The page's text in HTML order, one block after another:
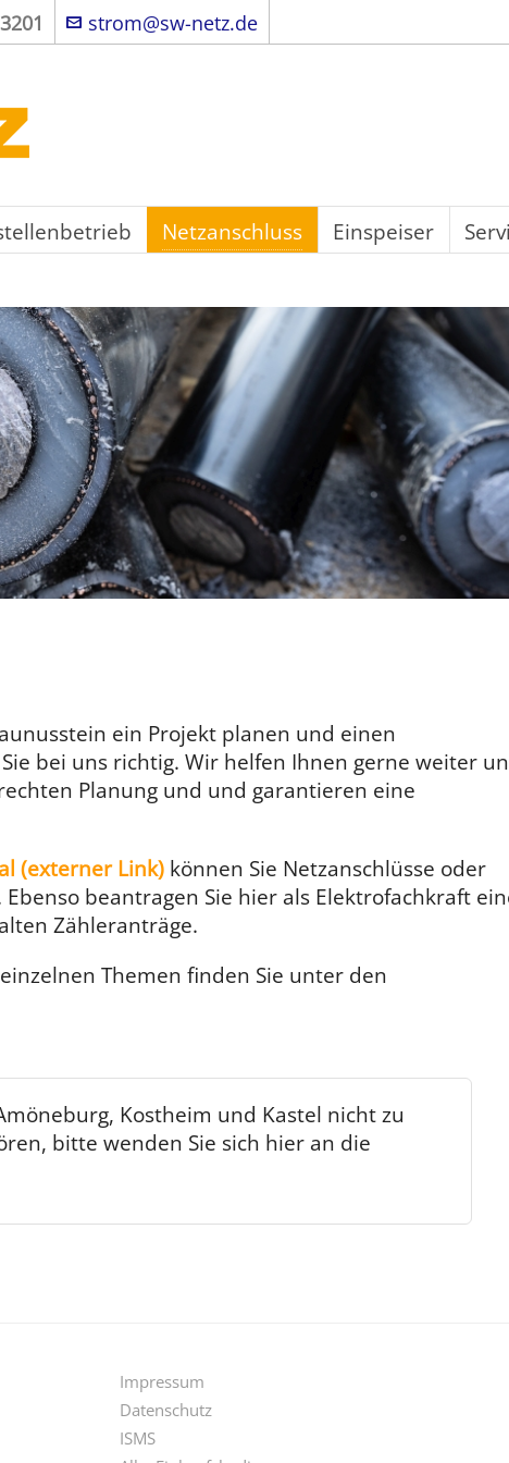
strom@sw-netz.de
Netzanschluss Einspeiser
ein Projekt planen und einen
bei uns richtig. Wir helfen Ihnen gerne weiter
Planung und und garantieren eine
(externer Link) können Sie Netzanschlüsse oder
beantragen Sie hier als Elektrofachkraft
Zähleranträge.
Themen finden Sie unter den
Kostheim und Kastel nicht zu
bitte wenden Sie sich hier an die
Impressum
Datenschutz
ISMS